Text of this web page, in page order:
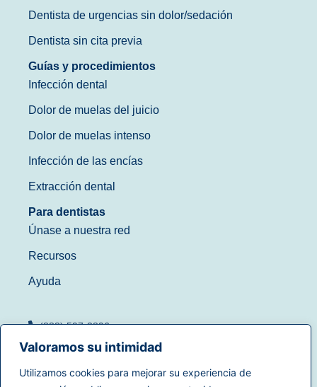
Valoramos su intimidad
Utilizamos cookies para mejorar su experiencia de
Dentista de urgencias sin dolor/sedación
Dentista sin cita previa
Guías y procedimientos
Infección dental
Dolor de muelas del juicio
Dolor de muelas intenso
Infección de las encías
Extracción dental
Para dentistas
Únase a nuestra red
Recursos
Ayuda
(888) 597-3896